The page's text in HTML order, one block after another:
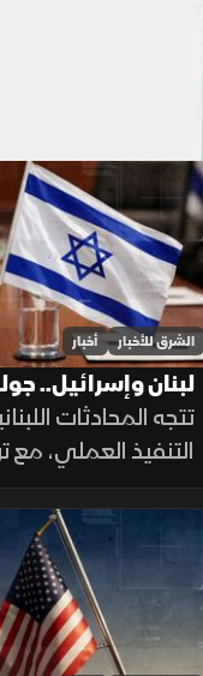
الشرق للأخبار أخبار
لبنان وإسرائيل..
تتجه المحادثات
التنفيذ العملي، مع
وترتيبات انتشار
تحديات تتعلق
الاتفاقات إلى